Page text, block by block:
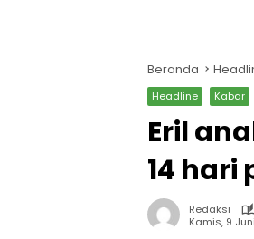
Beranda
Headline Kabar
Eril
14 hari
Redaksi
Kamis, 9